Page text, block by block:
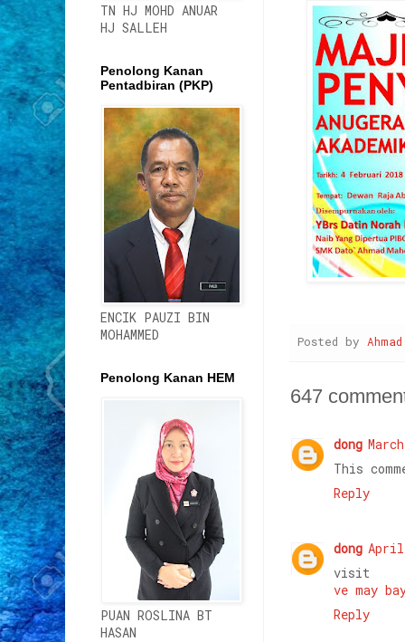
Posted by
647
dong
This
Reply
dong April
visit
ve may
Reply
TN HJ MOHD ANUAR
HJ SALLEH
Penolong Kanan
Pentadbiran (PKP)
ENCIK PAUZI BIN
MOHAMMED
Penolong Kanan HEM
PUAN ROSLINA BT
HASAN